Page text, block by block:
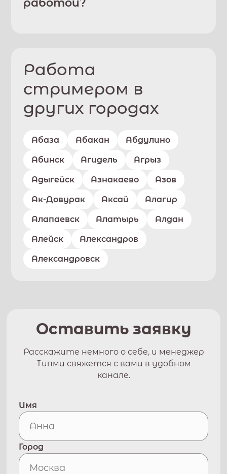
работой?
Работа
стримером в
других городах
Абаза Абакан Абдулино
Абинск Агидель Агрыз
Адыгейск Азнакаево Азов
Ак-Довурак Аксай Алагир
Алапаевск Алатырь Алдан
Алейск Александров
Александровск
Оставить заявку
Расскажите немного о себе, и менеджер
Типми свяжется с вами в удобном
канале.
Имя
Город